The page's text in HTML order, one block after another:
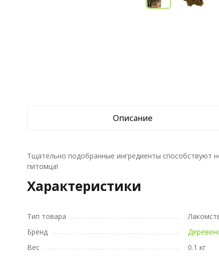
Описание
Тщательно подобранные ингредиенты способствуют
питомца!
Характеристики
Тип товара
Бренд
Вес
0.1 кг